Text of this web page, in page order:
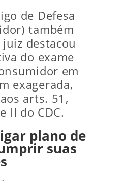
de Defesa
também
destacou
do exame
em
exagerada,
arts. 51,
II do CDC.
plano de
suas